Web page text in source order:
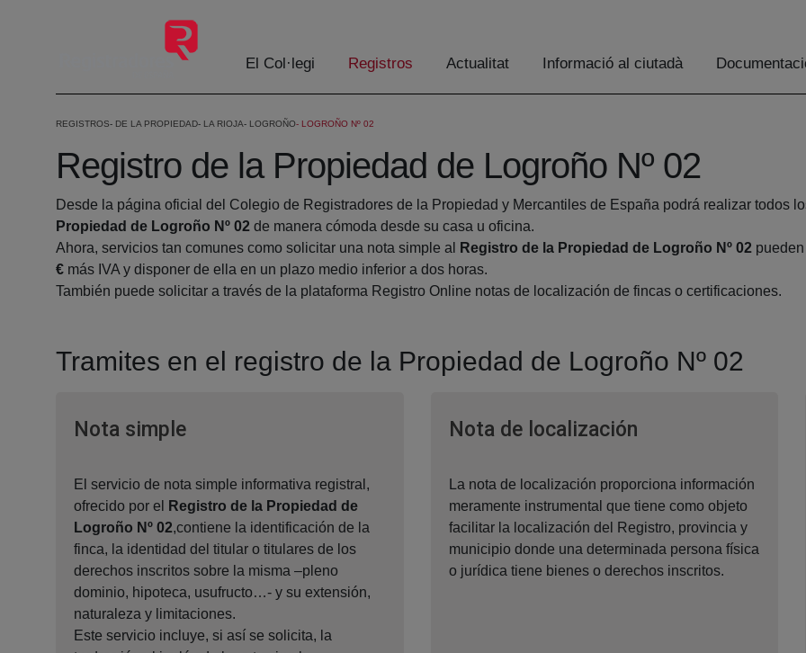
Salta al contingut principal
El Col·legi Registros Actualitat Informació al ciutadà
REGISTROS DE LA PROPIEDAD LA RIOJA LOGROÑO LOGROÑO Nº 02
Registro de la Propiedad de Logroño Nº 02
Desde la página oficial del Colegio de Registradores de la Propiedad y Mercantiles de España podrá realizar todos
Propiedad de Logroño Nº 02 de manera cómoda desde su casa u oficina.
Ahora, servicios tan comunes como solicitar una nota simple al
Registro de la Propiedad de Logroño Nº 02
€ más IVA y disponer de ella en un plazo medio inferior a dos horas.
También puede solicitar a través de la plataforma Registro Online notas de localización de fincas o certificaciones.
Tramites en el registro de la Propiedad de Logroño Nº 02
Nota simpleVentana nueva
El servicio de nota simple informativa registral,
ofrecido por el
Registro de la Propiedad de
Logroño Nº 02,contiene la identificación de la
finca, la identidad del titular o titulares de los
derechos inscritos sobre la misma –pleno
dominio, hipoteca, usufructo…- y su extensión,
naturaleza y limitaciones.
Este servicio incluye, si así se solicita, la
Nota de localizaciónVentana nueva
La nota de localización proporciona información
meramente instrumental que tiene como objeto
facilitar la localización del Registro, provincia y
municipio donde una determinada persona física
o jurídica tiene bienes o derechos inscritos.